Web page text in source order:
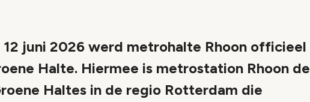
juni 2026 werd metrohalte Rhoon officieel
Halte. Hiermee is metrostation Rhoon de
Haltes in de regio Rotterdam die